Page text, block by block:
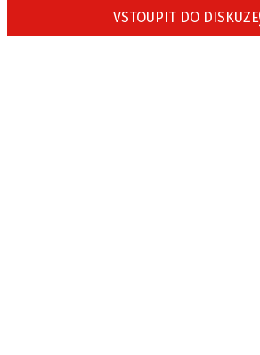
VYDAVATEL
INZERCE
VSTOUPIT DO DISKUZE